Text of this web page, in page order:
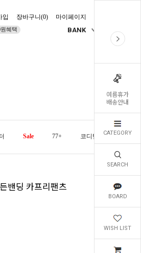
여름휴가
배송안내
CATEGORY
SEARCH
BOARD
WISH LIST
입
혜택
장바구니(0) 마이페이지
BANK
Sale 77+ 코디템 오늘발송
밴딩 카프리팬츠